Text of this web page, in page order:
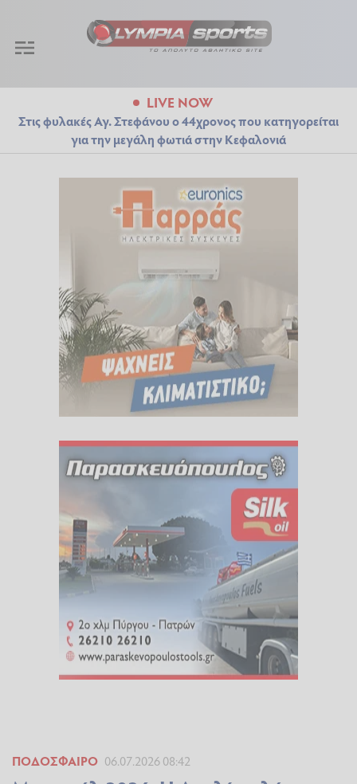
LIVE NOW
Στις φυλακές Αγ. Στεφάνου ο 44χρονος που κατηγορείται
για την μεγάλη φωτιά στην Κεφαλονιά
ΠΟΔΌΣΦΑΙΡΟ 06.07.2026 08:42